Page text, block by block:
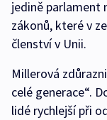
jedině parlament
zákonů, které v
členství v Unii.
Millerová
celé generace“.
lidé rychlejší při